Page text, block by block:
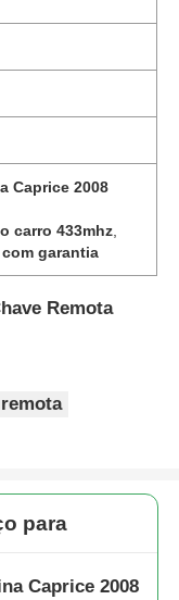
Caprice 2008
carro 433mhz
garantia
Remota
para
Caprice 2008